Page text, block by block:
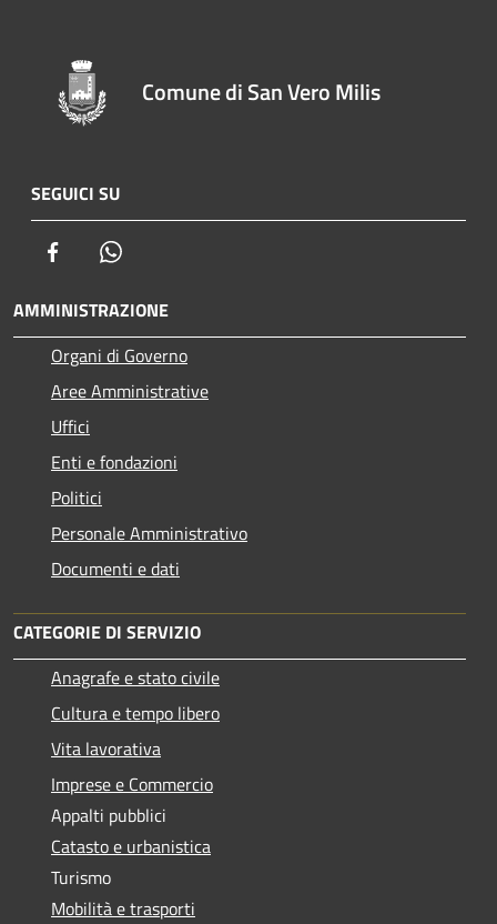
Comune di San Vero Milis
SEGUICI SU
Facebook
AMMINISTRAZIONE
Organi di Governo
Aree Amministrative
Uffici
Enti e fondazioni
Politici
Personale Amministrativo
Documenti e dati
CATEGORIE DI SERVIZIO
Anagrafe e stato civile
Cultura e tempo libero
Vita lavorativa
Imprese e Commercio
Appalti pubblici
Catasto e urbanistica
Turismo
Mobilità e trasporti